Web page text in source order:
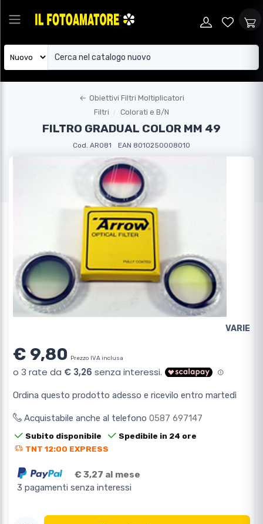
← Obiettivi Filtri Moltiplicatori
Filtri
Colorati e B/N
FILTRO GRADUAL COLOR MM 49
Cod. AR081 EAN 8010250008010
VARIE
€ 9,80 Prezzo IVA inclusa
Ordina questo prodotto adesso e ricevilo entro martedì
Acquistabile anche al telefono 0587 697147
Subito disponibile
Spedibile in 24 ore
TNT 12:00 EXPRESS
€ 3,27 al mese
3 pagamenti senza interessi